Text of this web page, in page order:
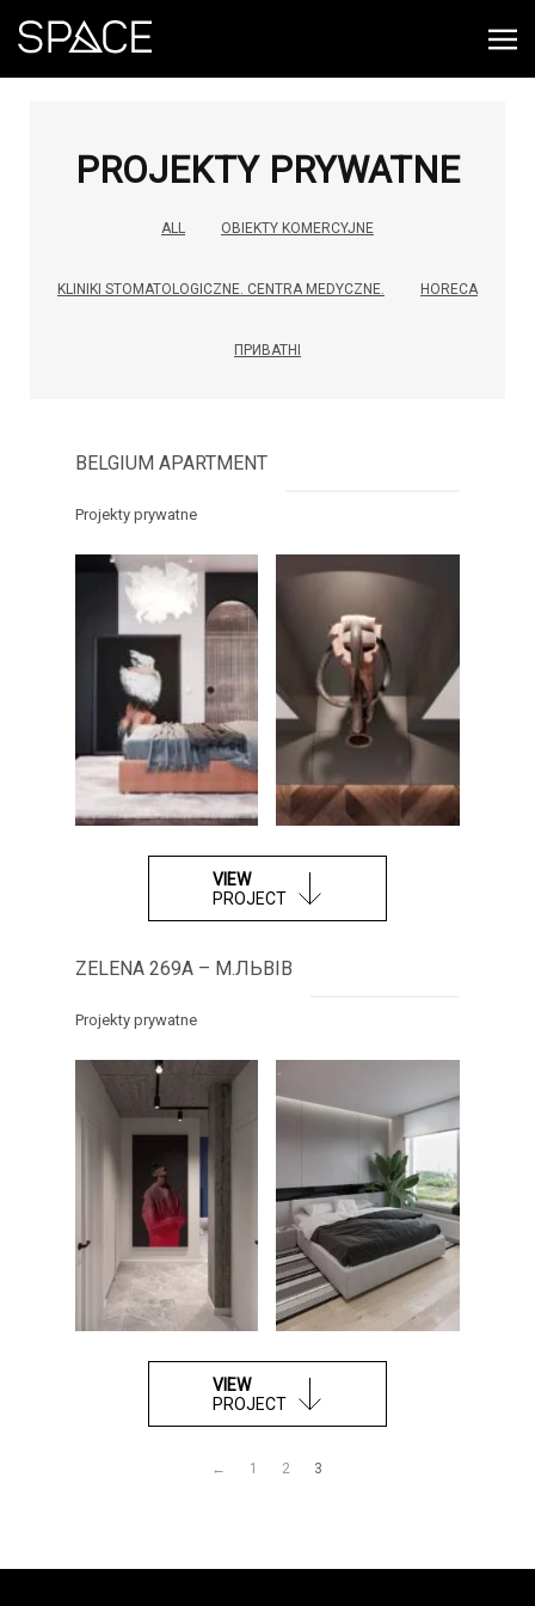
PROJEKTY PRYWATNE
ALL OBIEKTY KOMERCYJNE
KLINIKI STOMATOLOGICZNE. CENTRA MEDYCZNE. HORECA
ПРИВАТНІ
BELGIUM APARTMENT
Projekty prywatne
VIEW
PROJECT
ZELENA 269A – М.ЛЬВІВ
Projekty prywatne
VIEW
PROJECT
← 1 2 3